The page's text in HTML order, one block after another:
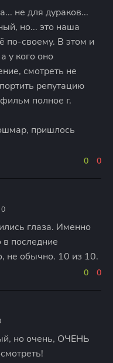
не для дураков...
но... это наша
по-своему. В этом и
кого оно
смотреть не
репутацию
полное г.
пришлось
0 0
глаза. Именно
последние
не обычно. 10 из 10.
0 0
но очень, ОЧЕНЬ